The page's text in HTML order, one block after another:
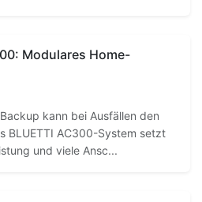
Modulares Home-
kann bei Ausfällen den
BLUETTI AC300-System setzt
und viele Ansc...